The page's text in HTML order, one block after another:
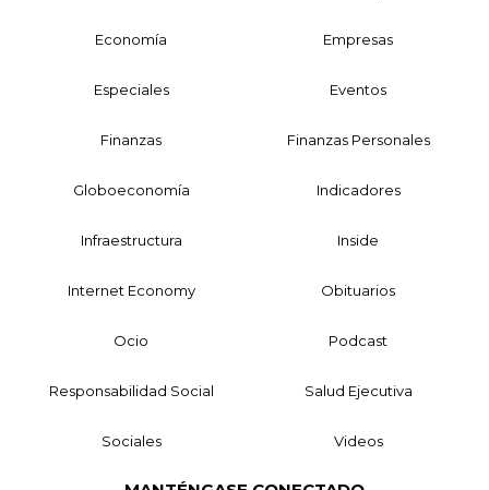
Economía Empresas
Especiales Eventos
Finanzas Finanzas Personales
Globoeconomía Indicadores
Infraestructura Inside
Internet Economy Obituarios
Ocio Podcast
Responsabilidad Social Salud Ejecutiva
Sociales Videos